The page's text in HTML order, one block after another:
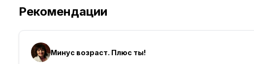
Рекомендации
Минус возраст. Плюс ты!